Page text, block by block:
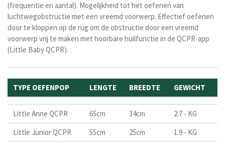
(frequentie en aantal). Mogelijkheid tot het oefenen van
luchtwegobstructie met een vreemd voorwerp. Effectief oefenen
door te kloppen op de rug om de obstructie door een vreemd
voorwerp vrij te maken met hoorbare huilfunctie in de QCPR-app
(Little Baby QCPR).
TYPE OEFENPOP LENGTE BREEDTE GEWICHT
Little Anne QCPR 65cm 34cm
2.7 - KG
Little Junior QCPR
55cm 25cm
1.9 - KG